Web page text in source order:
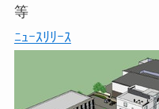
等
ﾆｭｰｽﾘﾘｰｽ